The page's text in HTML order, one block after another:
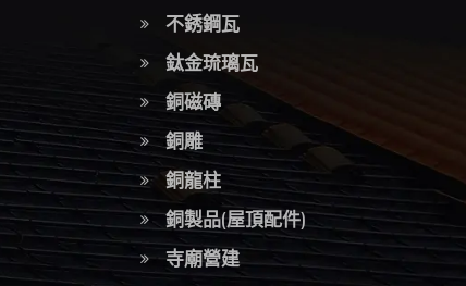
不銹鋼瓦
鈦金琉璃瓦
銅磁磚
銅雕
銅龍柱
銅製品(屋頂配件)
寺廟營建